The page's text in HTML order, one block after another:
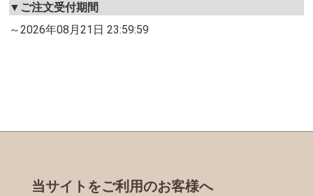
▼ご注文受付期間
～2026年08月21日 23:59:59
当サイトをご利用のお客様へ